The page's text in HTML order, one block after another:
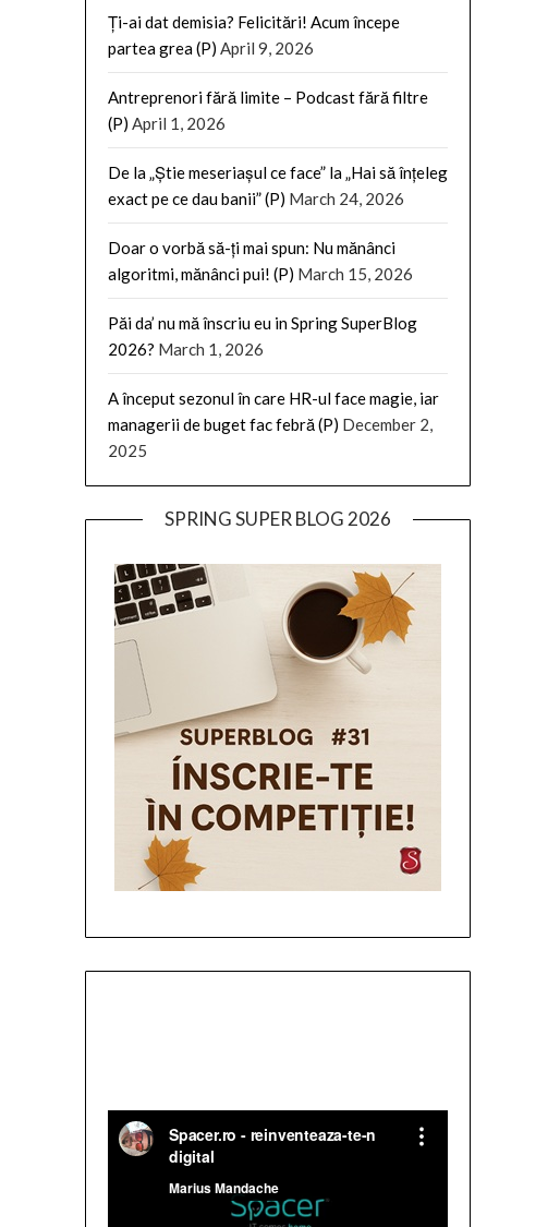
Ți-ai dat demisia? Felicitări! Acum începe
partea grea (P) April 9, 2026
Antreprenori fără limite – Podcast fără filtre
(P) April 1, 2026
De la „Știe meseriașul ce face” la „Hai să înțeleg
exact pe ce dau banii” (P) March 24, 2026
Doar o vorbă să-ți mai spun: Nu mănânci
algoritmi, mănânci pui! (P) March 15, 2026
Păi da’ nu mă înscriu eu in Spring SuperBlog
2026? March 1, 2026
A început sezonul în care HR-ul face magie, iar
managerii de buget fac febră (P) December 2,
2025
SPRING SUPER BLOG 2026